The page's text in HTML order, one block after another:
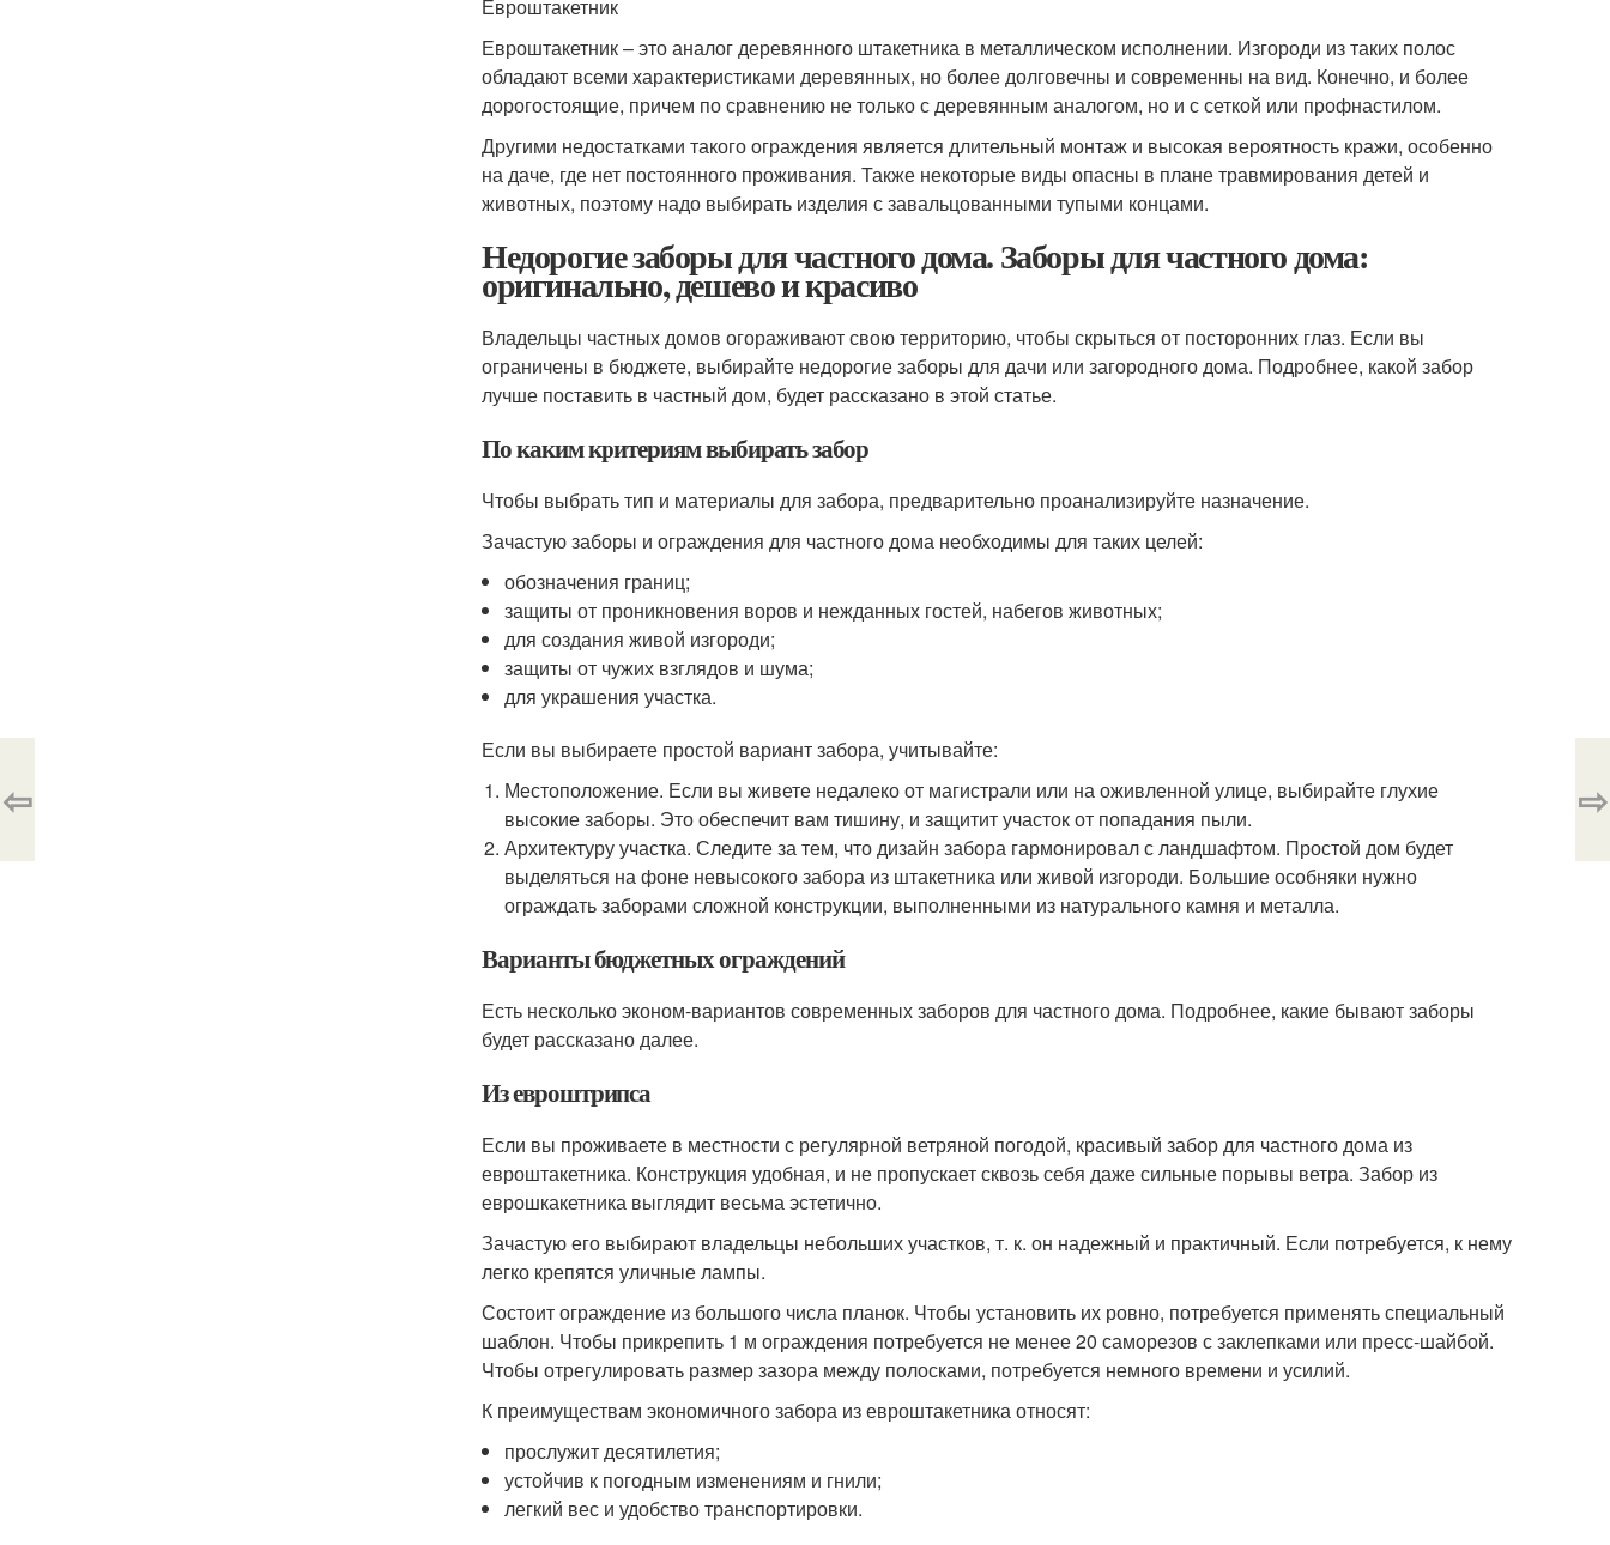
Евроштакетник
Евроштакетник – это аналог деревянного штакетника в металлическом исполнении. Изгороди из таких полос
обладают всеми характеристиками деревянных, но более долговечны и современны на вид. Конечно, и более
дорогостоящие, причем по сравнению не только с деревянным аналогом, но и с сеткой или профнастилом.
Другими недостатками такого ограждения является длительный монтаж и высокая вероятность кражи, особенно
на даче, где нет постоянного проживания. Также некоторые виды опасны в плане травмирования детей и
животных, поэтому надо выбирать изделия с завальцованными тупыми концами.
Недорогие заборы для частного дома. Заборы для частного дома:
оригинально, дешево и красиво
Владельцы частных домов огораживают свою территорию, чтобы скрыться от посторонних глаз. Если вы
ограничены в бюджете, выбирайте недорогие заборы для дачи или загородного дома. Подробнее, какой забор
лучше поставить в частный дом, будет рассказано в этой статье.
По каким критериям выбирать забор
Чтобы выбрать тип и материалы для забора, предварительно проанализируйте назначение.
Зачастую заборы и ограждения для частного дома необходимы для таких целей:
обозначения границ;
защиты от проникновения воров и нежданных гостей, набегов животных;
для создания живой изгороди;
защиты от чужих взглядов и шума;
для украшения участка.
Если вы выбираете простой вариант забора, учитывайте:
Местоположение. Если вы живете недалеко от магистрали или на оживленной улице, выбирайте глухие
высокие заборы. Это обеспечит вам тишину, и защитит участок от попадания пыли.
Архитектуру участка. Следите за тем, что дизайн забора гармонировал с ландшафтом. Простой дом будет
выделяться на фоне невысокого забора из штакетника или живой изгороди. Большие особняки нужно
ограждать заборами сложной конструкции, выполненными из натурального камня и металла.
Варианты бюджетных ограждений
Есть несколько эконом-вариантов современных заборов для частного дома. Подробнее, какие бывают заборы
будет рассказано далее.
Из евроштрипса
Если вы проживаете в местности с регулярной ветряной погодой, красивый забор для частного дома из
евроштакетника. Конструкция удобная, и не пропускает сквозь себя даже сильные порывы ветра. Забор из
еврошкакетника выглядит весьма эстетично.
Зачастую его выбирают владельцы небольших участков, т. к. он надежный и практичный. Если потребуется, к нему
легко крепятся уличные лампы.
Состоит ограждение из большого числа планок. Чтобы установить их ровно, потребуется применять специальный
шаблон. Чтобы прикрепить 1 м ограждения потребуется не менее 20 саморезов с заклепками или пресс-шайбой.
Чтобы отрегулировать размер зазора между полосками, потребуется немного времени и усилий.
К преимуществам экономичного забора из евроштакетника относят:
прослужит десятилетия;
устойчив к погодным изменениям и гнили;
легкий вес и удобство транспортировки.
⇦ ⇨